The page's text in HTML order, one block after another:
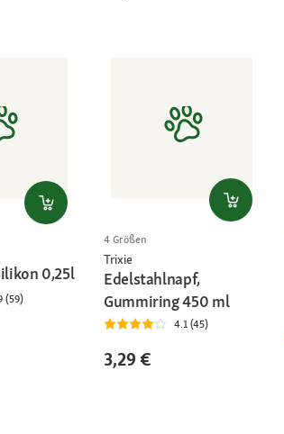
0,25l
(59)
4 Größen
Trixie
Edelstahlnapf,
Gummiring 450 ml
4.1 (45)
3,29 €